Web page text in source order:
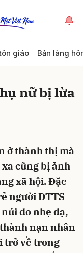
giáo Bản làng
nữ bị lừa
ở thành thị mà
cũng bị ảnh
xã hội. Đặc
người DTTS
do nhẹ dạ,
nạn nhân
trở về trong
Hủy Gửi